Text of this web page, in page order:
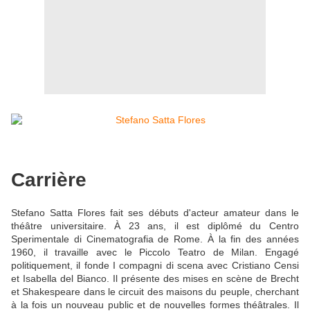
Carrière
Stefano Satta Flores fait ses débuts d'acteur amateur dans le
théâtre universitaire. À 23 ans, il est diplômé du Centro
Sperimentale di Cinematografia de Rome. À la fin des années
1960, il travaille avec le Piccolo Teatro de Milan. Engagé
politiquement, il fonde I compagni di scena avec Cristiano Censi
et Isabella del Bianco. Il présente des mises en scène de Brecht
et Shakespeare dans le circuit des maisons du peuple, cherchant
à la fois un nouveau public et de nouvelles formes théâtrales. Il